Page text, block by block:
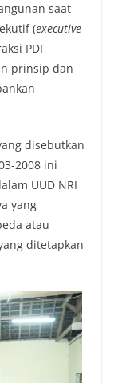
saat
(executive
PDI
prinsip dan
disebutkan
2008 ini
UUD NRI
yang
atau
ditetapkan